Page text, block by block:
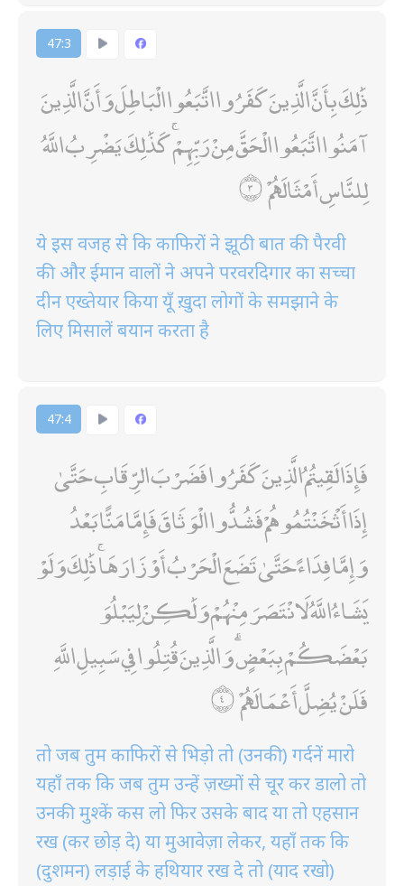
47:3
ذَٰلِكَ بِأَنَّ الَّذِينَ كَفَرُوا اتَّبَعُوا الْبَاطِلَ وَأَنَّ الَّذِينَ
آمَنُوا اتَّبَعُوا الْحَقَّ مِنْ رَبِّهِمْ ۚ كَذَٰلِكَ يَضْرِبُ اللَّهُ
لِلنَّاسِ أَمْثَالَهُمْ
ये इस वजह से कि काफिरों ने झूठी बात की पैरवी
की और ईमान वालों ने अपने परवरदिगार का सच्चा
दीन एख्तेयार किया यूँ ख़ुदा लोगों के समझाने के
लिए मिसालें बयान करता है
47:4
فَإِذَا لَقِيتُمُ الَّذِينَ كَفَرُوا فَضَرْبَ الرِّقَابِ حَتَّىٰ
إِذَا أَثْخَنْتُمُوهُمْ فَشُدُّوا الْوَثَاقَ فَإِمَّا مَنًّا بَعْدُ
وَإِمَّا فِدَاءً حَتَّىٰ تَضَعَ الْحَرْبُ أَوْزَارَهَا ۚ ذَٰلِكَ وَلَوْ
يَشَاءُ اللَّهُ لَانْتَصَرَ مِنْهُمْ وَلَٰكِنْ لِيَبْلُوَ
بَعْضَكُمْ بِبَعْضٍ ۗ وَالَّذِينَ قُتِلُوا فِي سَبِيلِ اللَّهِ
فَلَنْ يُضِلَّ أَعْمَالَهُمْ
तो जब तुम काफिरों से भिड़ो तो (उनकी) गर्दनें मारो
यहाँ तक कि जब तुम उन्हें ज़ख्मों से चूर कर डालो तो
उनकी मुश्कें कस लो फिर उसके बाद या तो एहसान
रख (कर छोड़ दे) या मुआवेज़ा लेकर, यहाँ तक कि
(दुशमन) लड़ाई के हथियार रख दे तो (याद रखो)